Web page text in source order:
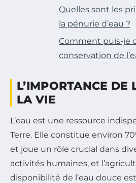
Quelles sont les
la pénurie d’eau ?
Comment puis-je
conservation de
L’IMPORTANCE DE
LA VIE
L’eau est une ressource
Terre. Elle constitue environ
et joue un rôle crucial dans
activités humaines, et
disponibilité de l’eau douce